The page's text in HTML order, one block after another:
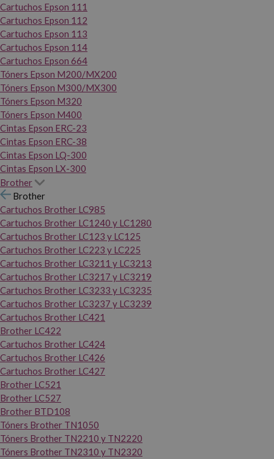
Cartuchos Epson 111
Cartuchos Epson 112
Cartuchos Epson 113
Cartuchos Epson 114
Cartuchos Epson 664
Tóners Epson M200/MX200
Tóners Epson M300/MX300
Tóners Epson M320
Tóners Epson M400
Cintas Epson ERC-23
Cintas Epson ERC-38
Cintas Epson LQ-300
Cintas Epson LX-300
Brother
Brother
Cartuchos Brother LC985
Cartuchos Brother LC1240 y LC1280
Cartuchos Brother LC123 y LC125
Cartuchos Brother LC223 y LC225
Cartuchos Brother LC3211 y LC3213
Cartuchos Brother LC3217 y LC3219
Cartuchos Brother LC3233 y LC3235
Cartuchos Brother LC3237 y LC3239
Cartuchos Brother LC421
Brother LC422
Cartuchos Brother LC424
Cartuchos Brother LC426
Cartuchos Brother LC427
Brother LC521
Brother LC527
Brother BTD108
Tóners Brother TN1050
Tóners Brother TN2210 y TN2220
Tóners Brother TN2310 y TN2320